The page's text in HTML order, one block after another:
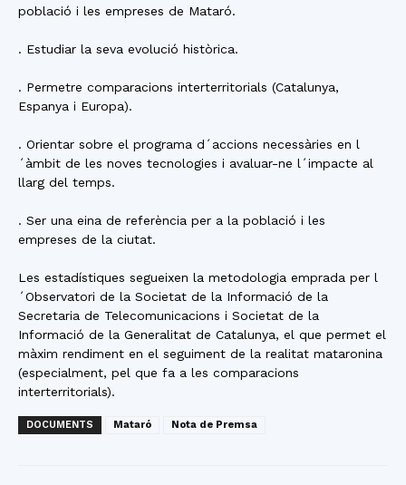
població i les empreses de Mataró.
. Estudiar la seva evolució històrica.
. Permetre comparacions interterritorials (Catalunya,
Espanya i Europa).
. Orientar sobre el programa d´accions necessàries en l
´àmbit de les noves tecnologies i avaluar-ne l´impacte al
llarg del temps.
. Ser una eina de referència per a la població i les
empreses de la ciutat.
Les estadístiques segueixen la metodologia emprada per l
´Observatori de la Societat de la Informació de la
Secretaria de Telecomunicacions i Societat de la
Informació de la Generalitat de Catalunya, el que permet el
màxim rendiment en el seguiment de la realitat mataronina
(especialment, pel que fa a les comparacions
interterritorials).
DOCUMENTS Mataró Nota de Premsa